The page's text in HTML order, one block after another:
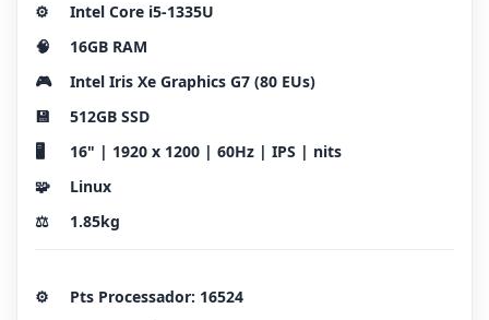
⚙️
Intel Core i5-1335U
🧠
16GB RAM
🎮
Intel Iris Xe Graphics G7 (80 EUs)
💾
512GB SSD
🖥️
16" | 1920 x 1200 | 60Hz | IPS | nits
🧩
Linux
⚖️
1.85kg
⚙️
Pts Processador: 16524